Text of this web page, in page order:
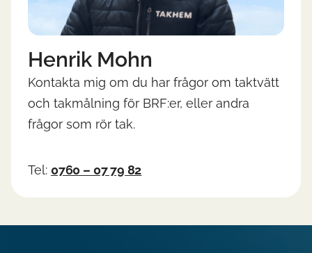
Henrik Mohn
Kontakta mig om du har frågor om taktvätt
och takmålning för BRF:er, eller andra
frågor som rör tak.
Tel: 0760 – 07 79 82